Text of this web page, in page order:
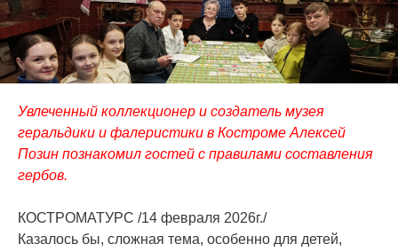
Увлеченный коллекционер и создатель музея
геральдики и фалеристики в Костроме Алексей
Позин познакомил гостей с правилами составления
гербов.
КОСТРОМАТУРС /14 февраля 2026г./
Казалось бы, сложная тема, особенно для детей,